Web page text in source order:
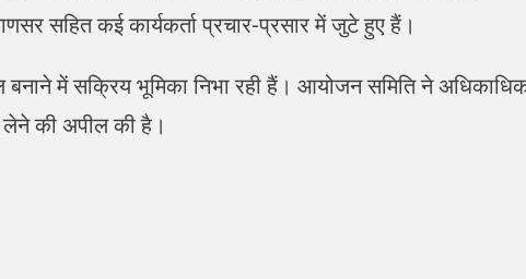
सहित कई कार्यकर्ता प्रचार-प्रसार में जुटे हुए हैं।
में सक्रिय भूमिका निभा रही हैं। आयोजन समिति ने
लेने की अपील की है।